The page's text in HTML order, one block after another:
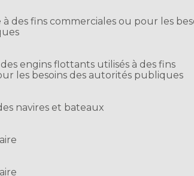
des fins commerciales ou pour les
engins flottants utilisés à des fins
les besoins des autorités publiques
navires et bateaux